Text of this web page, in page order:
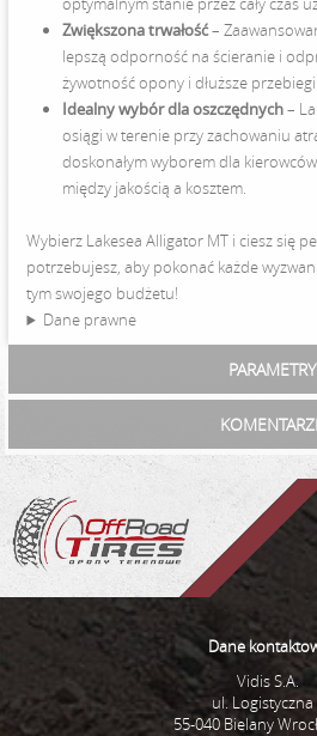
Zwiększona trwałość–
lepszą odporność na ścieranie i
żywotność opony i dłuższe przebiegi.
Idealny wybór dla oszczędnych–
osiągi w terenie przy zachowaniu
doskonałym wyborem dla
między jakością a kosztem.
Wybierz Lakesea Alligator MT i ciesz się
potrzebujesz, aby pokonać każde
tym swojego budżetu!
Dane prawne
PARAMETRY
Dane
Vidis S.A.
ul. Logistyczna
55-040 Bielany